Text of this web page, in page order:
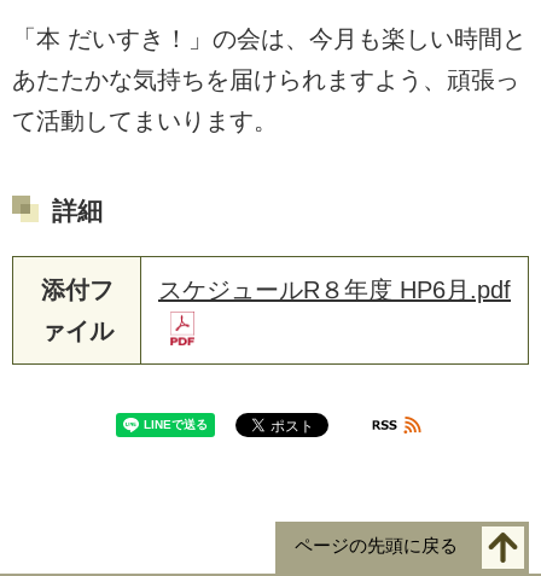
「本 だいすき！」の会は、今月も楽しい時間と
あたたかな気持ちを届けられますよう、頑張っ
て活動してまいります。
詳細
添付フ
ァイル
スケジュールR８年度 HP6月.pdf
ページの先頭に戻る